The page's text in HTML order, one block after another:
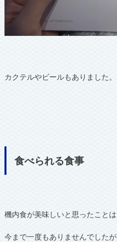
カクテルやビールもありました。
食べられる食事
機内食が美味しいと思ったことは
今まで一度もありませんでしたが